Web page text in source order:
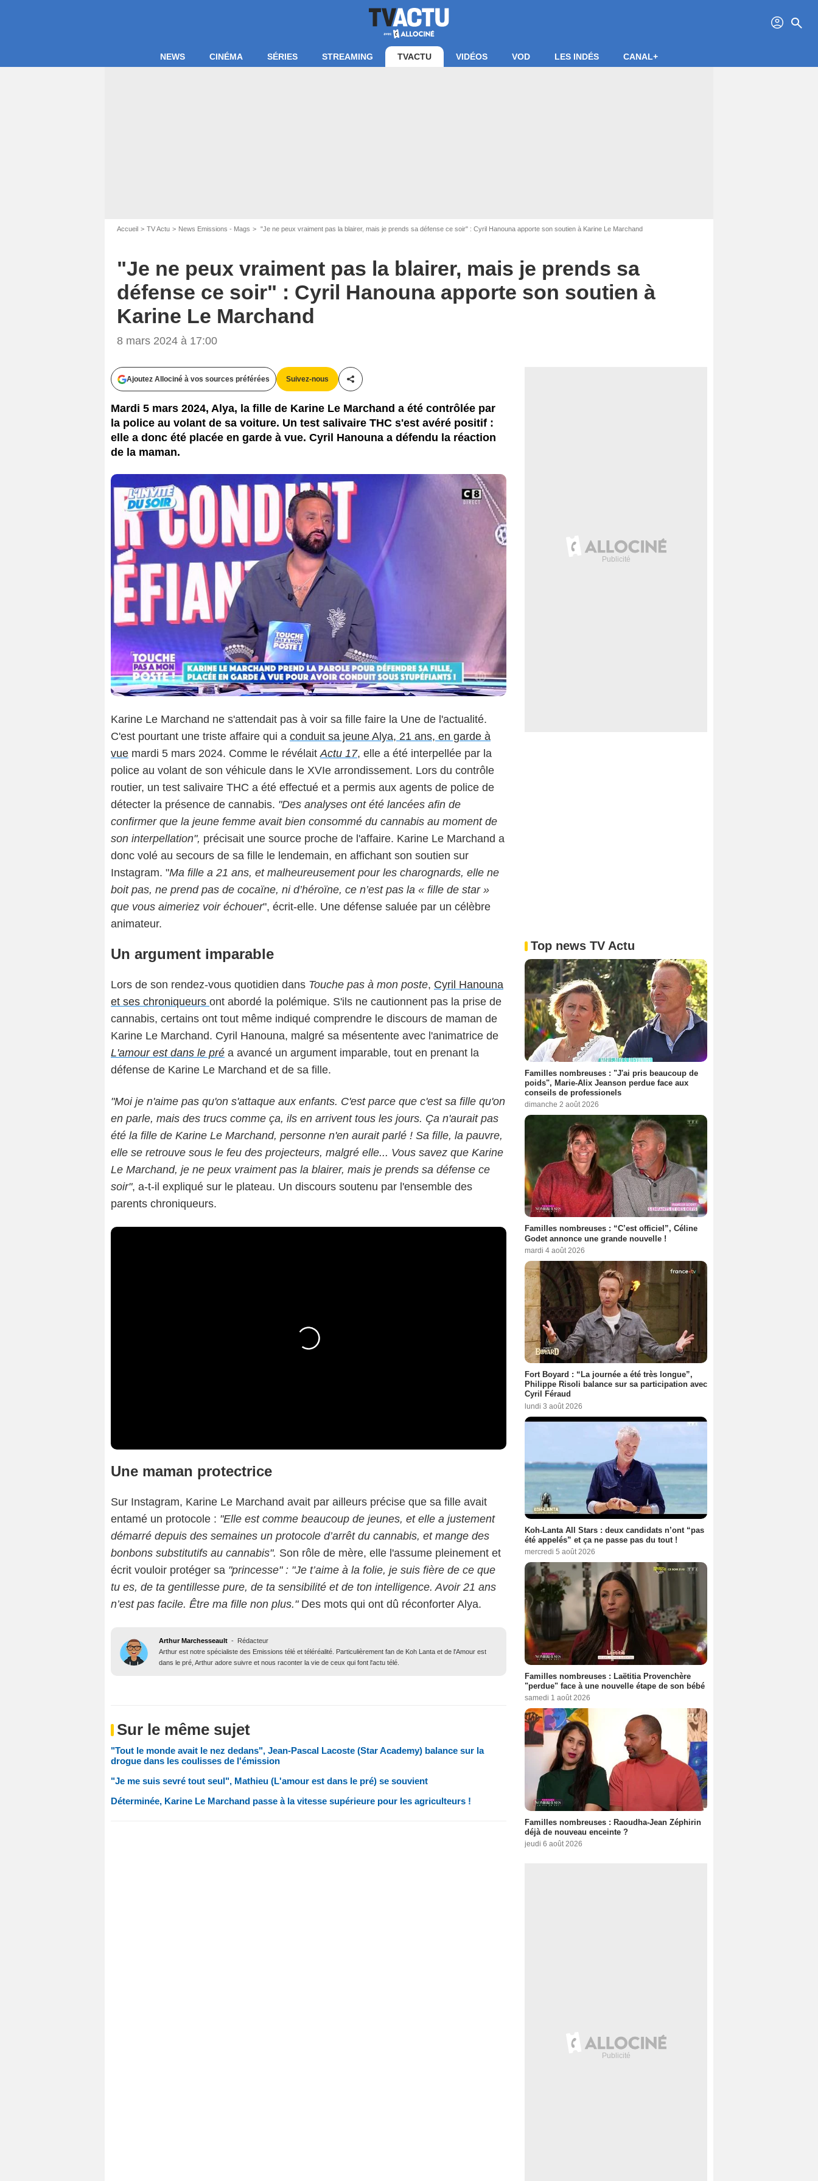
profil search
NEWS CINÉMA SÉRIES STREAMING TVACTU VIDÉOS VOD LES INDÉS CANAL+
Accueil TV Actu News Emissions - Mags "Je ne peux vraiment pas la blairer, mais je prends sa défense ce soir" : Cyril Hanouna apporte son soutien à Karine Le Marchand
"Je ne peux vraiment pas la blairer, mais je prends sa
défense ce soir" : Cyril Hanouna apporte son soutien à
Karine Le Marchand
8 mars 2024 à 17:00
Ajoutez Allociné à vos sources préférées Suivez-nous
Partager cet article
Mardi 5 mars 2024, Alya, la fille de Karine Le Marchand a été contrôlée par
la police au volant de sa voiture. Un test salivaire THC s'est avéré positif :
elle a donc été placée en garde à vue. Cyril Hanouna a défendu la réaction
de la maman.
Karine Le Marchand ne s'attendait pas à voir sa fille faire la Une de l'actualité.
C'est pourtant une triste affaire qui a conduit sa jeune Alya, 21 ans, en garde à
vue mardi 5 mars 2024. Comme le révélaitActu 17, elle a été interpellée par la
police au volant de son véhicule dans le XVIe arrondissement. Lors du contrôle
routier, un test salivaire THC a été effectué et a permis aux agents de police de
détecter la présence de cannabis. "Des analyses ont été lancées afin de
confirmer que la jeune femme avait bien consommé du cannabis au moment de
son interpellation", précisait une source proche de l'affaire. Karine Le Marchand a
donc volé au secours de sa fille le lendemain, en affichant son soutien sur
Instagram. "Ma fille a 21 ans, et malheureusement pour les charognards, elle ne
boit pas, ne prend pas de cocaïne, ni d’héroïne, ce n’est pas la « fille de star »
que vous aimeriez voir échouer", écrit-elle. Une défense saluée par un célèbre
animateur.
Un argument imparable
Lors de son rendez-vous quotidien dans Touche pas à mon poste, Cyril Hanouna
et ses chroniqueurs ont abordé la polémique. S'ils ne cautionnent pas la prise de
cannabis, certains ont tout même indiqué comprendre le discours de maman de
Karine Le Marchand. Cyril Hanouna, malgré sa mésentente avec l'animatrice de
L'amour est dans le pré a avancé un argument imparable, tout en prenant la
défense de Karine Le Marchand et de sa fille.
"Moi je n'aime pas qu'on s'attaque aux enfants. C'est parce que c'est sa fille qu'on
en parle, mais des trucs comme ça, ils en arrivent tous les jours. Ça n'aurait pas
été la fille de Karine Le Marchand, personne n'en aurait parlé ! Sa fille, la pauvre,
elle se retrouve sous le feu des projecteurs, malgré elle... Vous savez que Karine
Le Marchand, je ne peux vraiment pas la blairer, mais je prends sa défense ce
soir", a-t-il expliqué sur le plateau. Un discours soutenu par l'ensemble des
parents chroniqueurs.
Une maman protectrice
Sur Instagram, Karine Le Marchand avait par ailleurs précise que sa fille avait
entamé un protocole : "Elle est comme beaucoup de jeunes, et elle a justement
démarré depuis des semaines un protocole d’arrêt du cannabis, et mange des
bonbons substitutifs au cannabis". Son rôle de mère, elle l'assume pleinement et
écrit vouloir protéger sa "princesse" : "Je t’aime à la folie, je suis fière de ce que
tu es, de ta gentillesse pure, de ta sensibilité et de ton intelligence. Avoir 21 ans
n’est pas facile. Être ma fille non plus."Des mots qui ont dû réconforter Alya.
Arthur Marchesseault - Rédacteur
Arthur est notre spécialiste des Emissions télé et téléréalité. Particulièrement fan de Koh Lanta et de l'Amour est
dans le pré, Arthur adore suivre et nous raconter la vie de ceux qui font l'actu télé.
Sur le même sujet
"Tout le monde avait le nez dedans", Jean-Pascal Lacoste (Star Academy) balance sur la
drogue dans les coulisses de l'émission
"Je me suis sevré tout seul", Mathieu (L'amour est dans le pré) se souvient
Déterminée, Karine Le Marchand passe à la vitesse supérieure pour les agriculteurs !
Top news TV Actu
Familles nombreuses : "J'ai pris beaucoup de
poids", Marie-Alix Jeanson perdue face aux
conseils de professionels
dimanche 2 août 2026
Familles nombreuses : “C’est officiel”, Céline
Godet annonce une grande nouvelle !
mardi 4 août 2026
Fort Boyard : “La journée a été très longue”,
Philippe Risoli balance sur sa participation avec
Cyril Féraud
lundi 3 août 2026
Koh-Lanta All Stars : deux candidats n’ont “pas
été appelés” et ça ne passe pas du tout !
mercredi 5 août 2026
Familles nombreuses : Laëtitia Provenchère
"perdue" face à une nouvelle étape de son bébé
samedi 1 août 2026
Familles nombreuses : Raoudha-Jean Zéphirin
déjà de nouveau enceinte ?
jeudi 6 août 2026